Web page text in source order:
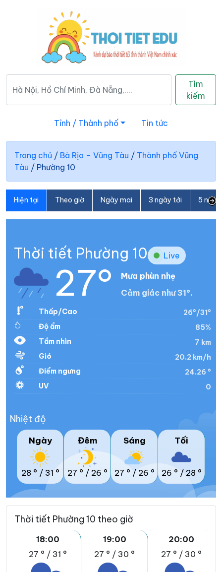
Tìm
kiếm
Tỉnh / Thành phố Tin tức
Trang chủ / Bà Rịa – Vũng Tàu / Thành phố Vũng
Tàu / Phường 10
Hiện tại Theo giờ Ngày mai 3 ngày tới 5
Thời tiết Phường 10 Live
27°
Mưa phùn nhẹ
Cảm giác như 31°.
Thấp/Cao
26°/31°
Độ ẩm
85%
Tầm nhìn
7 km
Gió
20.2 km/h
Điểm ngưng
24.26 °
UV
0
Nhiệt độ
Ngày
28 ° / 31 °
Đêm
27 ° / 26 °
Sáng
27 ° / 26 °
Tối
26 ° / 28 °
Thời tiết Phường 10 theo giờ
18:00
27 ° / 31 °
19:00
27 ° / 30 °
20:00
27 ° / 30 °